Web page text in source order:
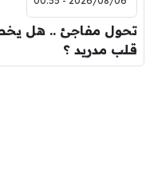
تحول مفاجئ .. هل
قلب مدريد ؟